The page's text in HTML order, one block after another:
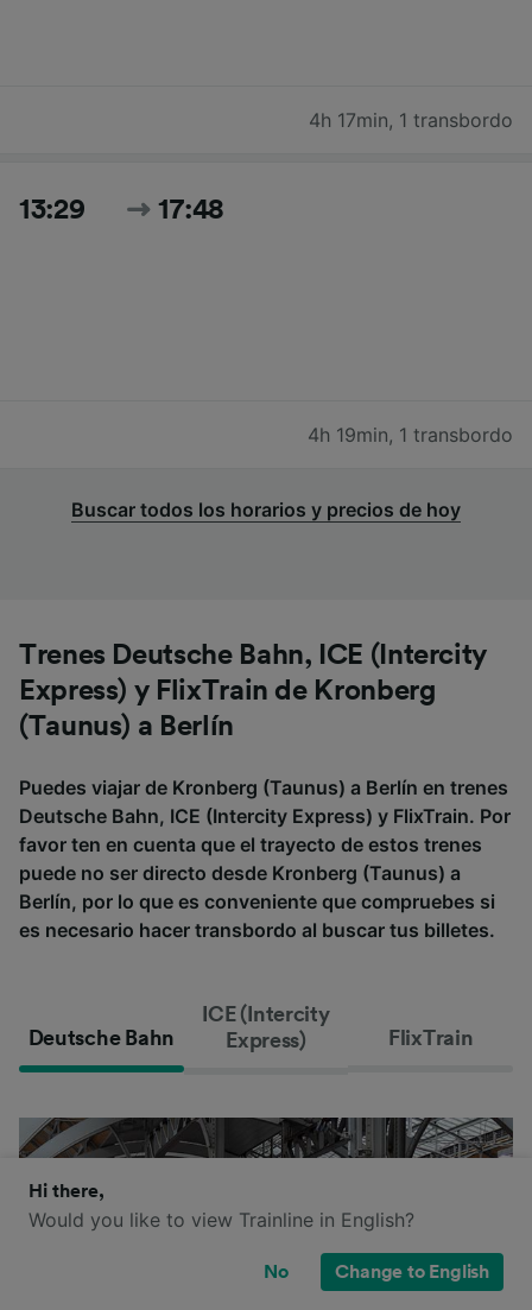
4h 17min, 1 transbordo
13:29 17:48
4h 19min, 1 transbordo
Buscar todos los horarios y precios de hoy
Trenes Deutsche Bahn, ICE (Intercity
Express) y FlixTrain de Kronberg
(Taunus) a Berlín
Puedes viajar de Kronberg (Taunus) a Berlín en trenes
Deutsche Bahn, ICE (Intercity Express) y FlixTrain. Por
favor ten en cuenta que el trayecto de estos trenes
puede no ser directo desde Kronberg (Taunus) a
Berlín, por lo que es conveniente que compruebes si
es necesario hacer transbordo al buscar tus billetes.
Deutsche Bahn
ICE (Intercity
Express)
FlixTrain
Hi there,
Would you like to view Trainline in English?
No Change to English